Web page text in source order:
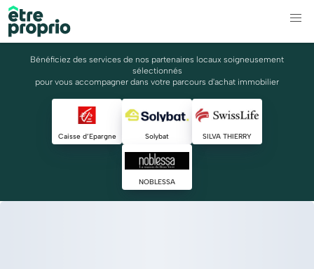
Bénéficiez des services de nos partenaires locaux soigneusement
sélectionnés
pour vous accompagner dans votre parcours d'achat immobilier
Caisse d’Epargne Solybat SILVA THIERRY
NOBLESSA